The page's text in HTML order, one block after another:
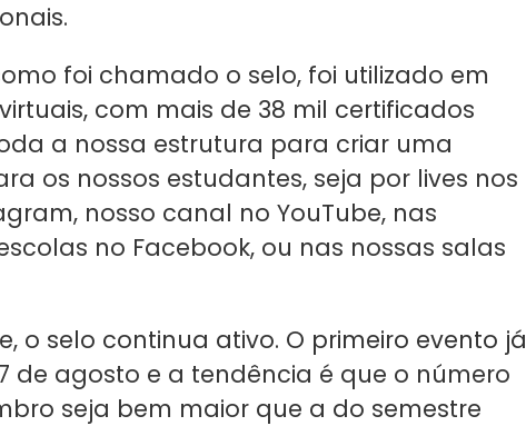
foi chamado o selo, foi utilizado em
com mais de 38 mil certificados
a nossa estrutura para criar uma
os nossos estudantes, seja por lives nos
nosso canal no YouTube, nas
no Facebook, ou nas nossas salas
o selo continua ativo. O primeiro evento já
de agosto e a tendência é que o número
seja bem maior que a do semestre